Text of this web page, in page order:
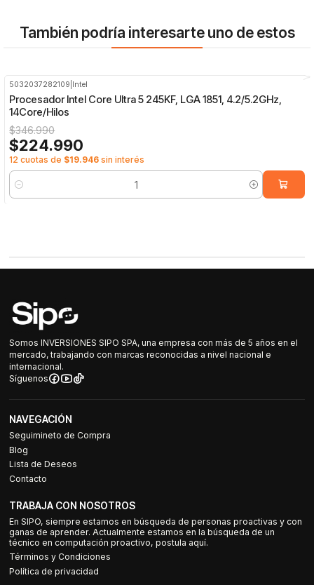
También podría interesarte uno de estos
5032037282109 Intel
Procesador Intel Core Ultra 5 245KF, LGA 1851, 4.2/5.2GHz,
14Core/Hilos
$346.990
$224.990
12 cuotas de $19.946 sin interés
Cantidad
Somos INVERSIONES SIPO SPA, una empresa con más de 5 años en el
mercado, trabajando con marcas reconocidas a nivel nacional e
internacional.
Síguenos
NAVEGACIÓN
Seguimineto de Compra
Blog
Lista de Deseos
Contacto
TRABAJA CON NOSOTROS
En SIPO, siempre estamos en búsqueda de personas proactivas y con
ganas de aprender. Actualmente estamos en la búsqueda de un
técnico en computación proactivo, postula aquí.
Términos y Condiciones
Política de privacidad